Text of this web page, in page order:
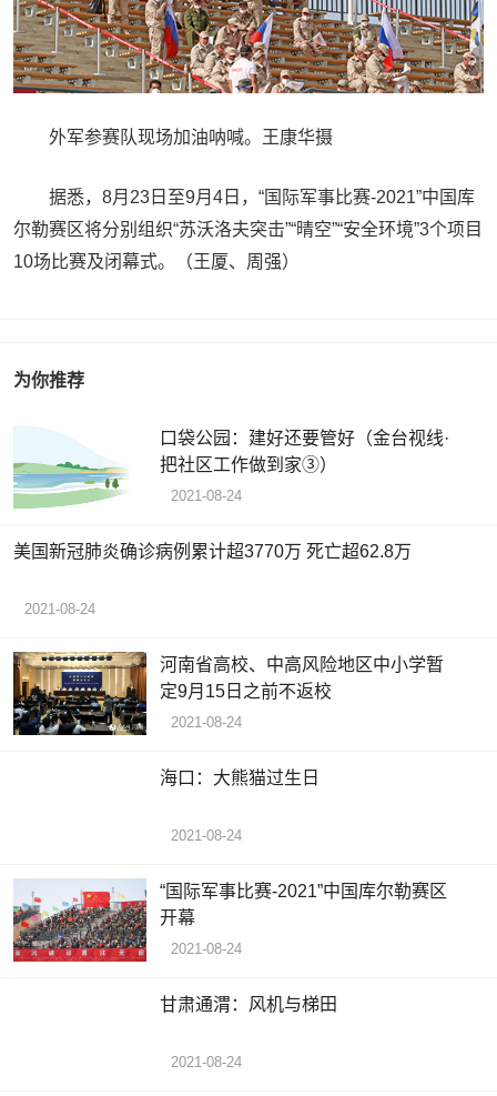
外军参赛队现场加油呐喊。王康华摄
据悉，8月23日至9月4日，“国际军事比赛-2021”中国库
尔勒赛区将分别组织“苏沃洛夫突击”“晴空”“安全环境”3个项目
10场比赛及闭幕式。（王厦、周强）
为你推荐
口袋公园：建好还要管好（金台视线·
把社区工作做到家③）
2021-08-24
美国新冠肺炎确诊病例累计超3770万 死亡超62.8万
2021-08-24
河南省高校、中高风险地区中小学暂
定9月15日之前不返校
2021-08-24
海口：大熊猫过生日
2021-08-24
“国际军事比赛-2021”中国库尔勒赛区
开幕
2021-08-24
甘肃通渭：风机与梯田
2021-08-24